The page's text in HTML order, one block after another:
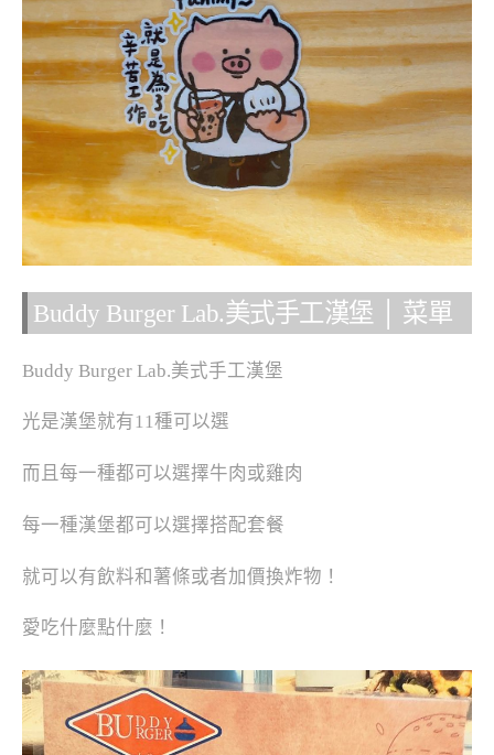
Buddy Burger Lab.美式手工漢堡 │ 菜單
Buddy Burger Lab.美式手工漢堡
光是漢堡就有11種可以選
而且每一種都可以選擇牛肉或雞肉
每一種漢堡都可以選擇搭配套餐
就可以有飲料和薯條或者加價換炸物！
愛吃什麼點什麼！